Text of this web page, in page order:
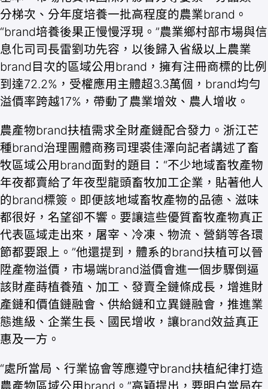
分梯次、分年度培養一批高程度的農業brand。
“brand培養後果正慢慢浮現。”農業鄉村部市場與信
息化司司長雷劉功先容，以後歸入省級以上農業
brand目次的區域公用brand，擁有注冊商標的比例
到達72.2%，受權應用主體超3.3萬個，brand均勻
溢價率跨越17%，帶動了農業增效、農人增收。
農產物brand扶植需求全財產鏈配合發力。浙江芒
種brand治理團體商務司理裘佳澤向記者講述了畜
牧區域公用brand面對的題目：“不少地域畜牧產物
年夜都賣給了年夜型龍頭畜牧加工企業，貼著他人
的brand標簽。即便該地域畜牧產物的品德、滋味
都很好，名望卻不響。要讓這些優質畜牧產物真正
代表區域走出來，屠宰、冷凍、物流、營銷等各環
節都要跟上。”他還提到，體系的brand扶植可以晉
陞產物溢價，市場端brand溢價會進一個步驟倒逼
該財產蒔植養殖、加工、發賣全鏈條成長，增進財
產鏈和價值鏈融會、供給鏈和立異鏈融會，推進業
態進級、企業生長、國民增收，讓brand效益真正
惠及一方。
“處所當局、行業協會等應遵守brand扶植紀律打造
農產物區域公用brand。”高穎提出，要明白當局在